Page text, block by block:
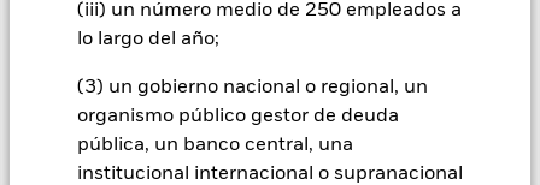
(iii) un número medio de 250 empleados a
lo largo del año;
(3) un gobierno nacional o regional, un
organismo público gestor de deuda
pública, un banco central, una
institucional internacional o supranacional
recibirá por BlackRock en calidad de agente de préstamo de
valores. Debido a que el reparto de los ingresos por préstamos
Fondo, esto ha quedado excluido de los gastos corrientes.
Mostrar menos